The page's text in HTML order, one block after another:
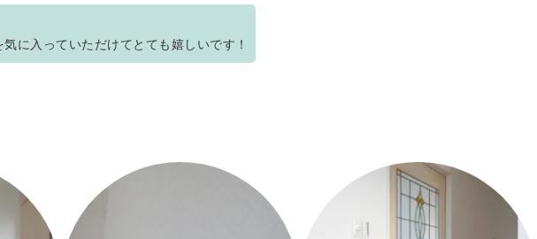
に入っていただけてとても嬉しいです！